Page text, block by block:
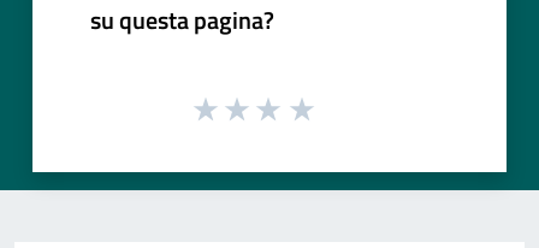
su questa pagina?